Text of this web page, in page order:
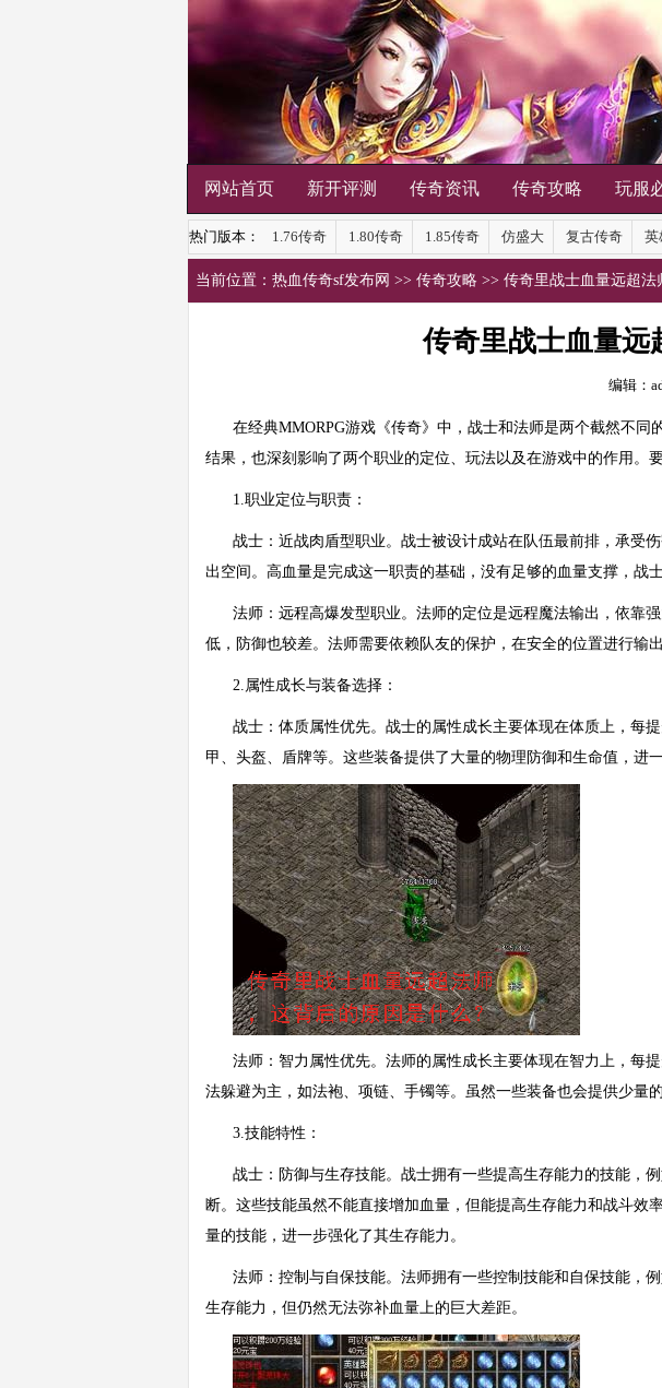
网站首页 新开评测 传奇资讯 传奇攻略 玩服
热门版本： 1.76传奇 1.80传奇 1.85传奇 仿盛大 复古传奇 英
当前位置： 热血传奇sf发布网 >> 传奇攻略 >> 传奇里战士血量远超法
传奇里战士血量远
编辑：
在经典MMORPG游戏《传奇》中，战士和法师是两个截然不
结果，也深刻影响了两个职业的定位、玩法以及在游戏中的作用。
1.职业定位与职责：
战士：近战肉盾型职业。战士被设计成站在队伍最前排，承受
出空间。高血量是完成这一职责的基础，没有足够的血量支撑，战
法师：远程高爆发型职业。法师的定位是远程魔法输出，依靠
低，防御也较差。法师需要依赖队友的保护，在安全的位置进行输出
2.属性成长与装备选择：
战士：体质属性优先。战士的属性成长主要体现在体质上，每
甲、头盔、盾牌等。这些装备提供了大量的物理防御和生命值，进
法师：智力属性优先。法师的属性成长主要体现在智力上，每
法躲避为主，如法袍、项链、手镯等。虽然一些装备也会提供少量
3.技能特性：
战士：防御与生存技能。战士拥有一些提高生存能力的技能，
断。这些技能虽然不能直接增加血量，但能提高生存能力和战斗效
量的技能，进一步强化了其生存能力。
法师：控制与自保技能。法师拥有一些控制技能和自保技能，
生存能力，但仍然无法弥补血量上的巨大差距。